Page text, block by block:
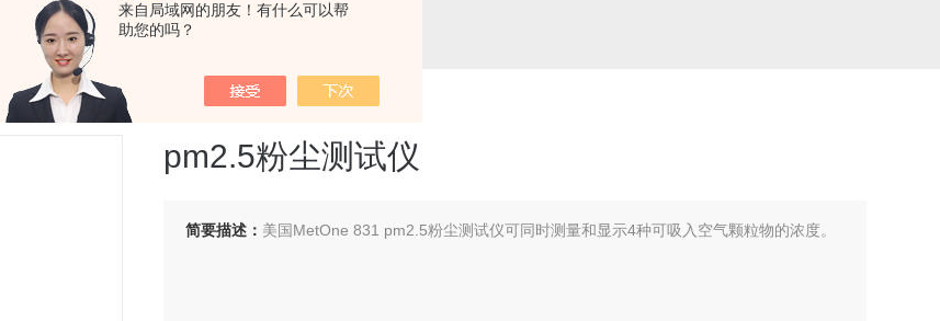
来自局域网的朋友！有什么可以帮
助您的吗？
PM2.5检测仪> MetOne 831pm2.5粉尘测试仪
pm2.5粉尘测试仪
简要描述： 美国MetOne 831 pm2.5粉尘测试仪可同时测量和显示4种可吸入空气颗粒物的浓度。